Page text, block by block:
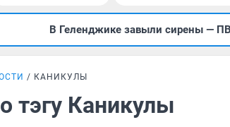
В Геленджике завыли сирены —
КАНИКУЛЫ
тэгу Каникулы